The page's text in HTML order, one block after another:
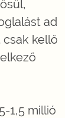
ad
kellő
1,5 millió